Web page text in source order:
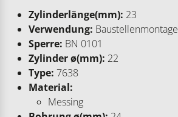
Zylinderlänge(mm): 23
Verwendung: Baustellenmontage
Sperre: BN 0101
Zylinder ø(mm): 22
Type: 7638
Material:
Messing